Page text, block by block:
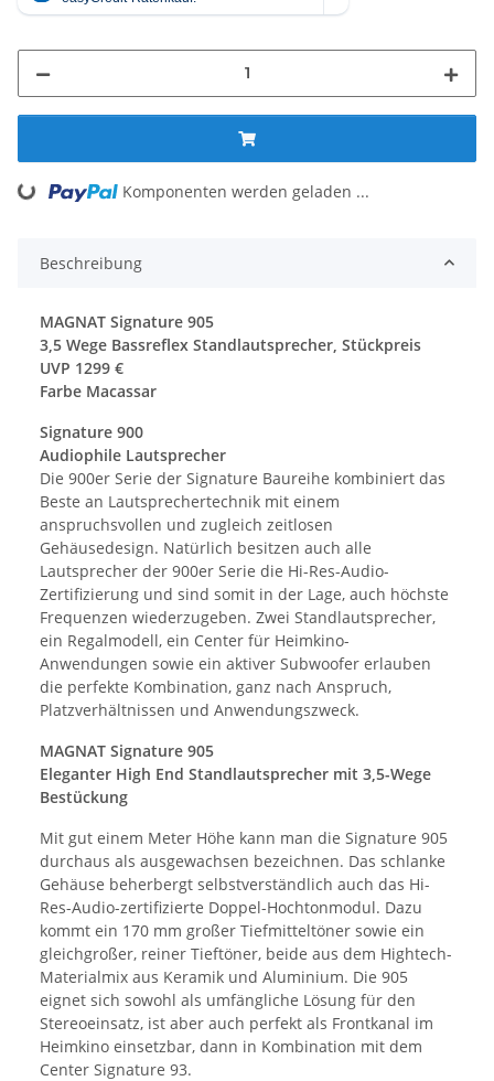
Komponenten werden geladen ...
Beschreibung
MAGNAT Signature 905
3,5 Wege Bassreflex Standlautsprecher, Stückpreis
UVP 1299 €
Farbe Macassar
Signature 900
Audiophile Lautsprecher
Die 900er Serie der Signature Baureihe kombiniert das
Beste an Lautsprechertechnik mit einem
anspruchsvollen und zugleich zeitlosen
Gehäusedesign. Natürlich besitzen auch alle
Lautsprecher der 900er Serie die Hi-Res-Audio-
Zertifizierung und sind somit in der Lage, auch höchste
Frequenzen wiederzugeben. Zwei Standlautsprecher,
ein Regalmodell, ein Center für Heimkino-
Anwendungen sowie ein aktiver Subwoofer erlauben
die perfekte Kombination, ganz nach Anspruch,
Platzverhältnissen und Anwendungszweck.
MAGNAT Signature 905
Eleganter High End Standlautsprecher mit 3,5-Wege
Bestückung
Mit gut einem Meter Höhe kann man die Signature 905
durchaus als ausgewachsen bezeichnen. Das schlanke
Gehäuse beherbergt selbstverständlich auch das Hi-
Res-Audio-zertifizierte Doppel-Hochtonmodul. Dazu
kommt ein 170 mm großer Tiefmitteltöner sowie ein
gleichgroßer, reiner Tieftöner, beide aus dem Hightech-
Materialmix aus Keramik und Aluminium. Die 905
eignet sich sowohl als umfängliche Lösung für den
Stereoeinsatz, ist aber auch perfekt als Frontkanal im
Heimkino einsetzbar, dann in Kombination mit dem
Center Signature 93.